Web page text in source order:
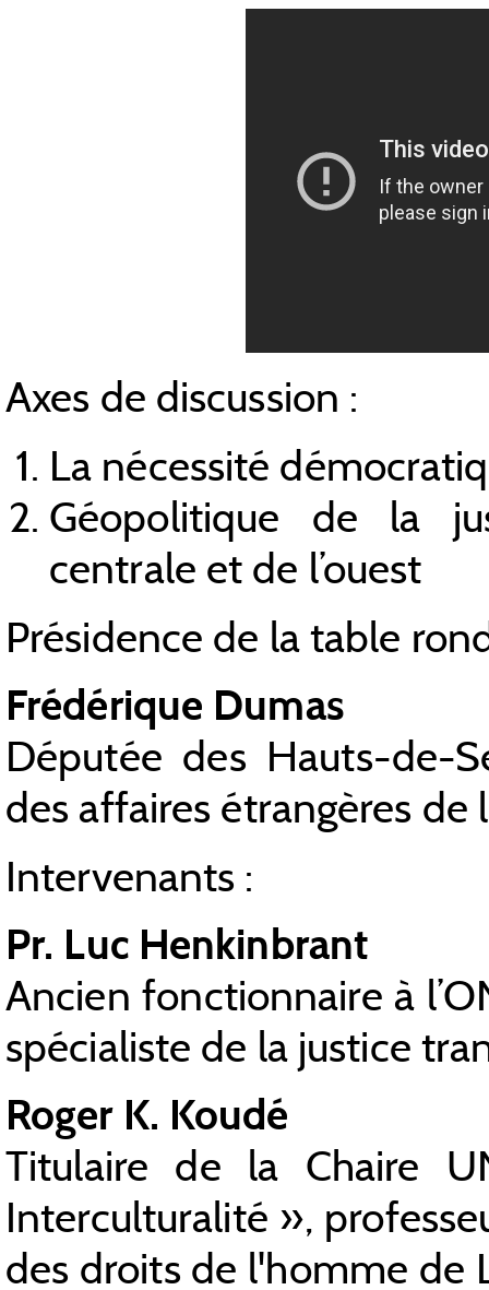
Axes de discussion :
La nécessité
Géopolitique de la
centrale et de l’ouest
Présidence de la table
Frédérique Dumas
Députée des Hauts-de-
des affaires étrangères de
Intervenants :
Pr. Luc Henkinbrant
Ancien fonctionnaire à
spécialiste de la justice
Roger K. Koudé
Titulaire de la Chaire
Interculturalité »,
des droits de l'homme de